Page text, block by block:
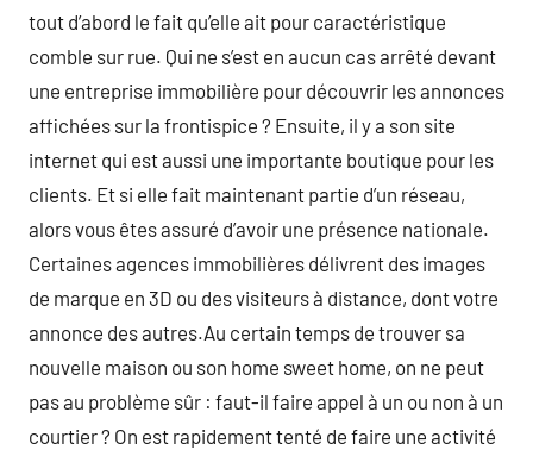
tout d’abord le fait qu’elle ait pour caractéristique
comble sur rue. Qui ne s’est en aucun cas arrêté devant
une entreprise immobilière pour découvrir les annonces
affichées sur la frontispice ? Ensuite, il y a son site
internet qui est aussi une importante boutique pour les
clients. Et si elle fait maintenant partie d’un réseau,
alors vous êtes assuré d’avoir une présence nationale.
Certaines agences immobilières délivrent des images
de marque en 3D ou des visiteurs à distance, dont votre
annonce des autres.Au certain temps de trouver sa
nouvelle maison ou son home sweet home, on ne peut
pas au problème sûr : faut-il faire appel à un ou non à un
courtier ? On est rapidement tenté de faire une activité